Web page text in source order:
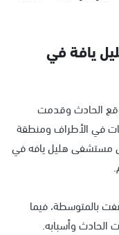
يافة في
الحادث وقدمت
في الأطراف ومنطقة
مستشفى هليل يافه في
بالمتوسطة، فيما
الحادث وأسبابه.